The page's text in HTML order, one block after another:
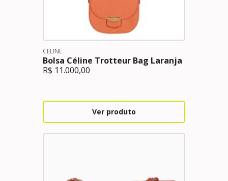
CELINE
Bolsa Céline Trotteur Bag Laranja
R$ 11.000,00
Ver produto